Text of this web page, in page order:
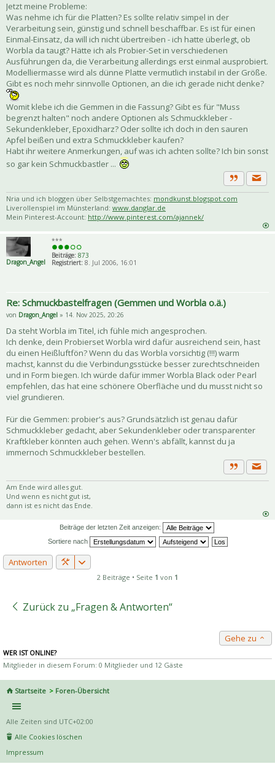
Jetzt meine Probleme:
Was nehme ich für die Platten? Es sollte relativ simpel in der
Verarbeitung sein, günstig und schnell beschaffbar. Es ist für einen
Einmal-Einsatz, da will ich nicht übertreiben - ich hatte überlegt, ob
Worbla da taugt? Hätte ich als Probier-Set in verschiedenen
Ausführungen da, die Verarbeitung allerdings erst einmal ausprobiert.
Modelliermasse wird als dünne Platte vermutlich instabil in der Größe.
Gibt es noch mehr sinnvolle Optionen, an die ich gerade nicht denke?
Womit klebe ich die Gemmen in die Fassung? Gibt es für "Muss
begrenzt halten" noch andere Optionen als Schmuckkleber -
Sekundenkleber, Epoxidharz? Oder sollte ich doch in den sauren
Apfel beißen und extra Schmuckkleber kaufen?
Habt ihr weitere Anmerkungen, auf was ich achten sollte? Ich bin sonst
so gar kein Schmuckbastler ...
Zitat
Nria und ich bloggen über Selbstgemachtes: mondkunst.blogspot.com
Liverollenspiel im Münsterland: www.danglar.de
Mein Pinterest-Account: http://www.pinterest.com/ajannek/
Dragon_Angel
***
Beiträge: 873
Registriert: 8. Jul 2006, 16:01
Re: Schmuckbastelfragen (Gemmen und Worbla o.ä.)
von Dragon_Angel » 14. Nov 2025, 20:26
Da steht Worbla im Titel, ich fühle mich angesprochen.
Ich denke, dein Probierset Worbla wird dafür ausreichend sein, hast
du einen Heißluftfön? Wenn du das Worbla vorsichtig (!!!) warm
machst, kannst du die Verbindungsstücke besser zurechtschneiden
und in Form biegen. Ich würde dafür immer Worbla Black oder Pearl
empfehlen, das hat eine schönere Oberfläche und du musst nicht so
viel grundieren.
Für die Gemmen: probier's aus? Grundsätzlich ist genau dafür
Schmuckkleber gedacht, aber Sekundenkleber oder transparenter
Kraftkleber könnten auch gehen. Wenn's abfällt, kannst du ja
immernoch Schmuckkleber bestellen.
Zitat
Am Ende wird alles gut.
Und wenn es nicht gut ist,
dann ist es nicht das Ende.
Beiträge der letzten Zeit anzeigen:
Sortiere nach
Antworten
2 Beiträge • Seite 1 von 1
Zurück zu „Fragen & Antworten“
Gehe zu
WER IST ONLINE?
Mitglieder in diesem Forum: 0 Mitglieder und 12 Gäste
Startseite Foren-Übersicht
Alle Zeiten sind UTC+02:00
Alle Cookies löschen
Impressum